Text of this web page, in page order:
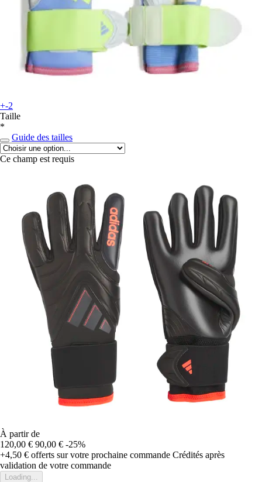
+-2
Taille
*
Guide des tailles
Ce champ est requis
À partir de
120,00 € 90,00 € -25%
+4,50 € offerts sur votre prochaine commande Crédités après
validation de votre commande
Loading...